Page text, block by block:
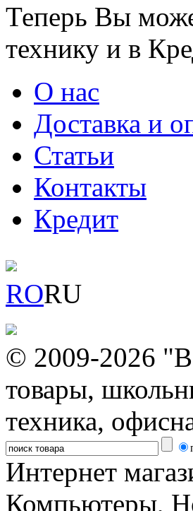
Теперь Вы
технику и в
О нас
Доставка и
Статьи
Контакты
Кредит
RORU
© 2009-2026
товары,
техника,
Интернет
Компьютеры,